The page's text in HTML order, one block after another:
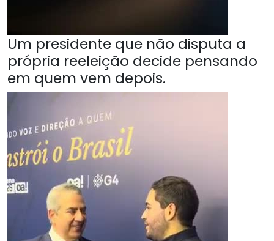
Um presidente que não disputa a
própria reeleição decide pensando
em quem vem depois.